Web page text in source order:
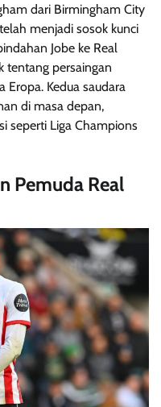
dari Birmingham City
menjadi sosok kunci
Jobe ke Real
tentang persaingan
Eropa. Kedua saudara
di masa depan,
seperti Liga Champions
Pemuda Real